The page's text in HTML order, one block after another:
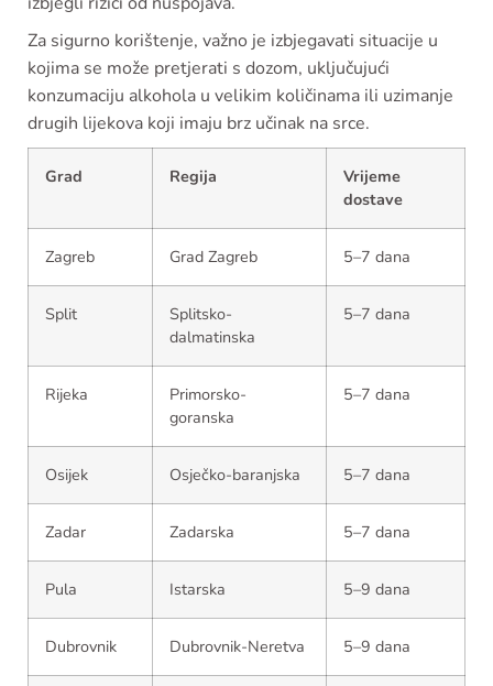
Za sigurno korištenje, važno je izbjegavati situacije u
kojima se može pretjerati s dozom, uključujući
konzumaciju alkohola u velikim količinama ili uzimanje
drugih lijekova koji imaju brz učinak na srce.
Grad Regija
Vrijeme
dostave
Zagreb Grad Zagreb 5–7 dana
Split
Splitsko-
dalmatinska
5–7 dana
Rijeka
Primorsko-
goranska
5–7 dana
Osijek Osječko-baranjska 5–7 dana
Zadar Zadarska 5–7 dana
Pula Istarska 5–9 dana
Dubrovnik Dubrovnik-Neretva 5–9 dana